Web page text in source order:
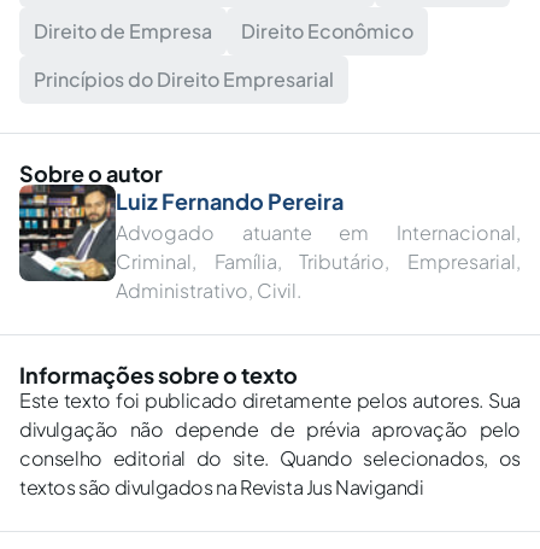
Direito de Empresa
Direito Econômico
Princípios do Direito Empresarial
Sobre o autor
Luiz Fernando Pereira
Advogado atuante em Internacional,
Criminal, Família, Tributário, Empresarial,
Administrativo, Civil.
Informações sobre o texto
Este texto foi publicado diretamente pelos autores. Sua
divulgação não depende de prévia aprovação pelo
conselho editorial do site. Quando selecionados, os
textos são divulgados na Revista Jus Navigandi